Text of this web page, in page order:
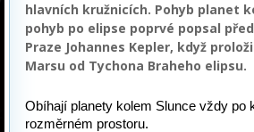
hlavních kružnicích. Pohyb planet
pohyb po elipse poprvé popsal
Praze Johannes Kepler, když
Marsu od Tychona Braheho elipsu.
Obíhají planety kolem Slunce vždy po
rozměrném prostoru.